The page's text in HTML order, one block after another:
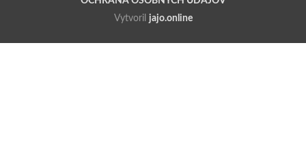
Vytvoril jajo.online